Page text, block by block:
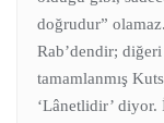
doğrudur”
Rab’dendir; diğeri
tamamlanmış
‘Lânetlidir’ diyor.